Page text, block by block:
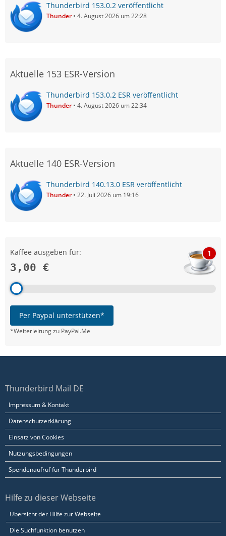
Thunderbird 153.0.2 veröffentlicht
Thunder 4. August 2026 um 22:28
Aktuelle 153 ESR-Version
Thunderbird 153.0.2 ESR veröffentlicht
Thunder 4. August 2026 um 22:34
Aktuelle 140 ESR-Version
Thunderbird 140.13.0 ESR veröffentlicht
Thunder 22. Juli 2026 um 19:16
Kaffee ausgeben für:
3,00 €
1
Per Paypal unterstützen*
*Weiterleitung zu PayPal.Me
Thunderbird Mail DE
Impressum & Kontakt
Datenschutzerklärung
Einsatz von Cookies
Nutzungsbedingungen
Spendenaufruf für Thunderbird
Hilfe zu dieser Webseite
Übersicht der Hilfe zur Webseite
Die Suchfunktion benutzen